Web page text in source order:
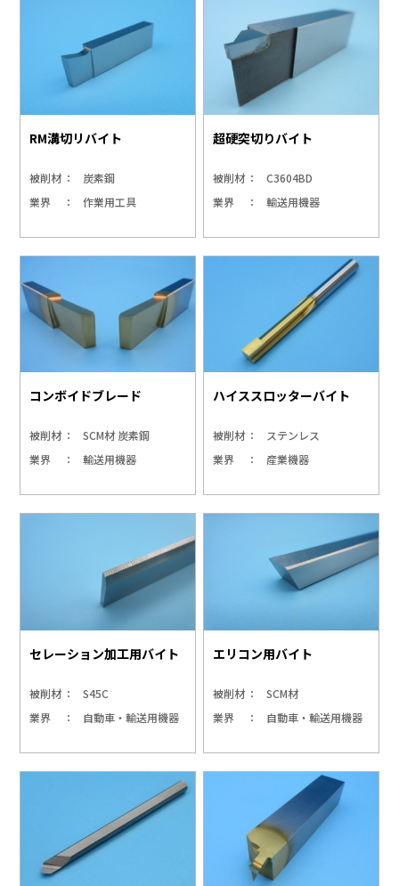
RM溝切リバイト
被削材
炭素鋼
業界
作業用工具
超硬突切りバイト
被削材
C3604BD
業界
輸送用機器
コンボイドブレード
被削材
SCM材 炭素鋼
業界
輸送用機器
ハイススロッターバイト
被削材
ステンレス
業界
産業機器
セレーション加工用バイト
被削材
S45C
業界
自動車・輸送用機器
エリコン用バイト
被削材
SCM材
業界
自動車・輸送用機器